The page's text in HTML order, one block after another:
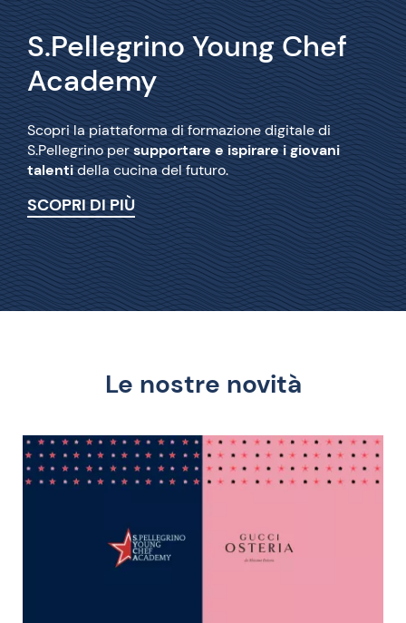
S.Pellegrino Young Chef
Academy
Scopri la piattaforma di formazione digitale di
S.Pellegrino persupportare e ispirare i giovani
talentidella cucina del futuro.
SCOPRI DI PIÙ
Le nostre novità